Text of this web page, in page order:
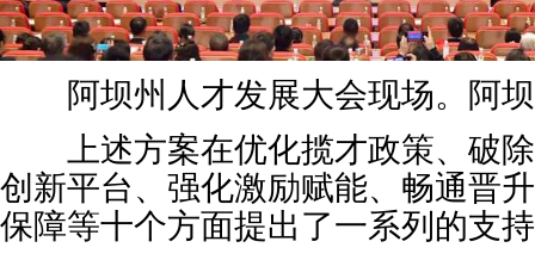
阿坝州人才发展大会现场。阿坝
上述方案在优化揽才政策、破除
创新平台、强化激励赋能、畅通晋
保障等十个方面提出了一系列的支